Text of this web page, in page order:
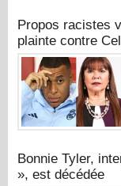
Propos racistes
plainte contre
Bonnie Tyler,
», est décédée